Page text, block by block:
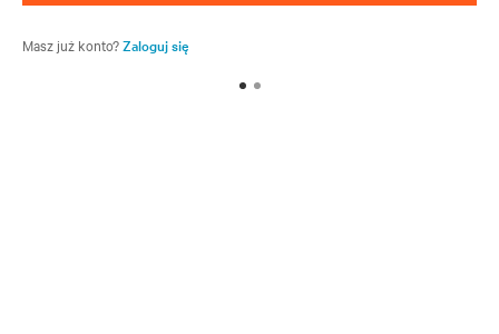
Masz już konto?Zaloguj się